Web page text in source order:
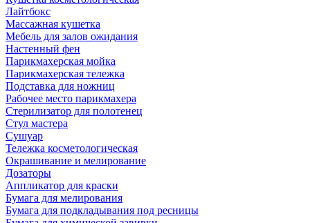
Лайтбокс
Массажная кушетка
Мебель для залов ожидания
Настенный фен
Парикмахерская мойка
Парикмахерская тележка
Подставка для ножниц
Рабочее место парикмахера
Стерилизатор для полотенец
Стул мастера
Сушуар
Тележка косметологическая
Окрашивание и мелирование
Дозаторы
Аппликатор для краски
Бумага для мелирования
Бумага для подкладывания под ресницы